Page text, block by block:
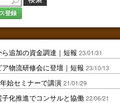
登録
追加の資金調達｜短報 23/01/31
物流研修会に登壇｜短報 23/10/13
始セミナーで講演 21/01/29
化推進でコンサルと協働 22/06/21